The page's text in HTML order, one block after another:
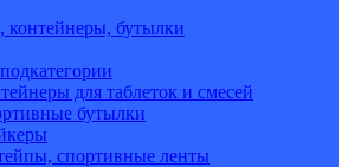
бутылки
для таблеток и смесей
бутылки
спортивные ленты